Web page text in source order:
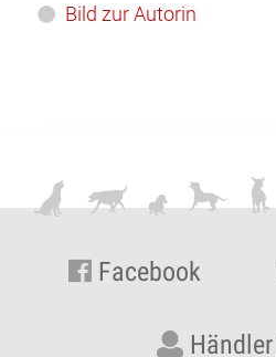
Bild zur Autorin
Facebook